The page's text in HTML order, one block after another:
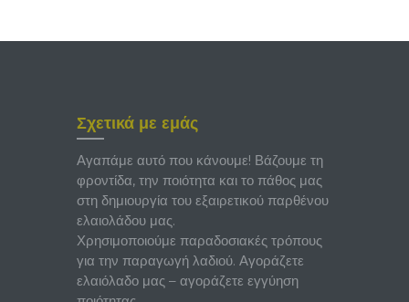
Σχετικά με εμάς
Αγαπάμε αυτό που κάνουμε! Βάζουμε τη
φροντίδα, την ποιότητα και το πάθος μας
στη δημιουργία του εξαιρετικού παρθένου
ελαιολάδου μας.
Χρησιμοποιούμε παραδοσιακές τρόπους
για την παραγωγή λαδιού. Αγοράζετε
ελαιόλαδο μας – αγοράζετε εγγύηση